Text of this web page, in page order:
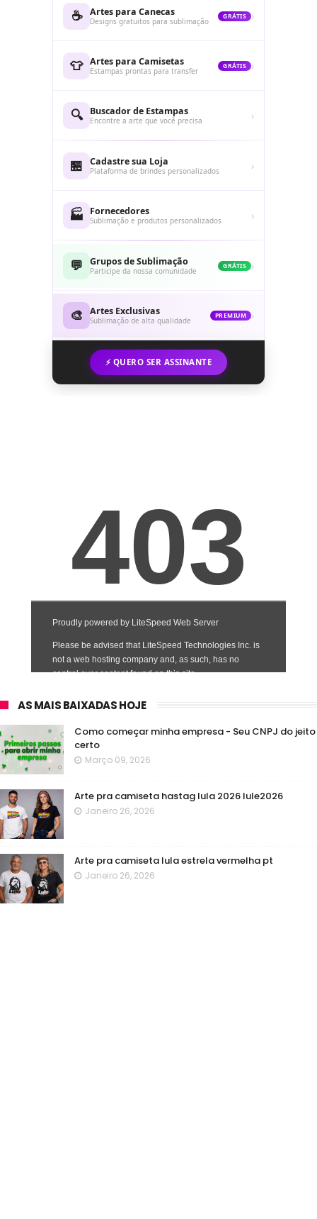
☕ Artes para Canecas
Designs gratuitos para sublimação
GRÁTIS ›
👕 Artes para Camisetas
Estampas prontas para transfer
GRÁTIS ›
🔍 Buscador de Estampas
Encontre a arte que você precisa ›
🏪 Cadastre sua Loja
Plataforma de brindes personalizados ›
🏭 Fornecedores
Sublimação e produtos personalizados ›
💬 Grupos de Sublimação
Participe da nossa comunidade
GRÁTIS ›
🎨 Artes Exclusivas
Sublimação de alta qualidade
PREMIUM ›
⚡ QUERO SER ASSINANTE
AS MAIS BAIXADAS HOJE
Como começar minha empresa - Seu CNPJ do jeito
certo
Março 09, 2026
Arte pra camiseta hastag lula 2026 lule2026
Janeiro 26, 2026
Arte pra camiseta lula estrela vermelha pt
Janeiro 26, 2026